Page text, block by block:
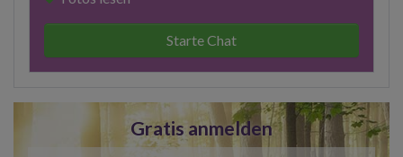
Starte Chat
Gratis anmelden